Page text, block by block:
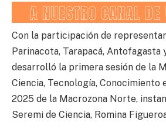
Con la participación de
Parinacota, Tarapacá, Antofagasta
desarrolló la primera sesión de la
Ciencia, Tecnología, Conocimiento
2025 de la Macrozona Norte,
Seremi de Ciencia, Romina